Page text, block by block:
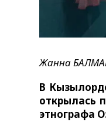
Жанна
В
открылась
этнографа